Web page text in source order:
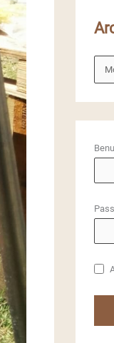
r
c
h
v